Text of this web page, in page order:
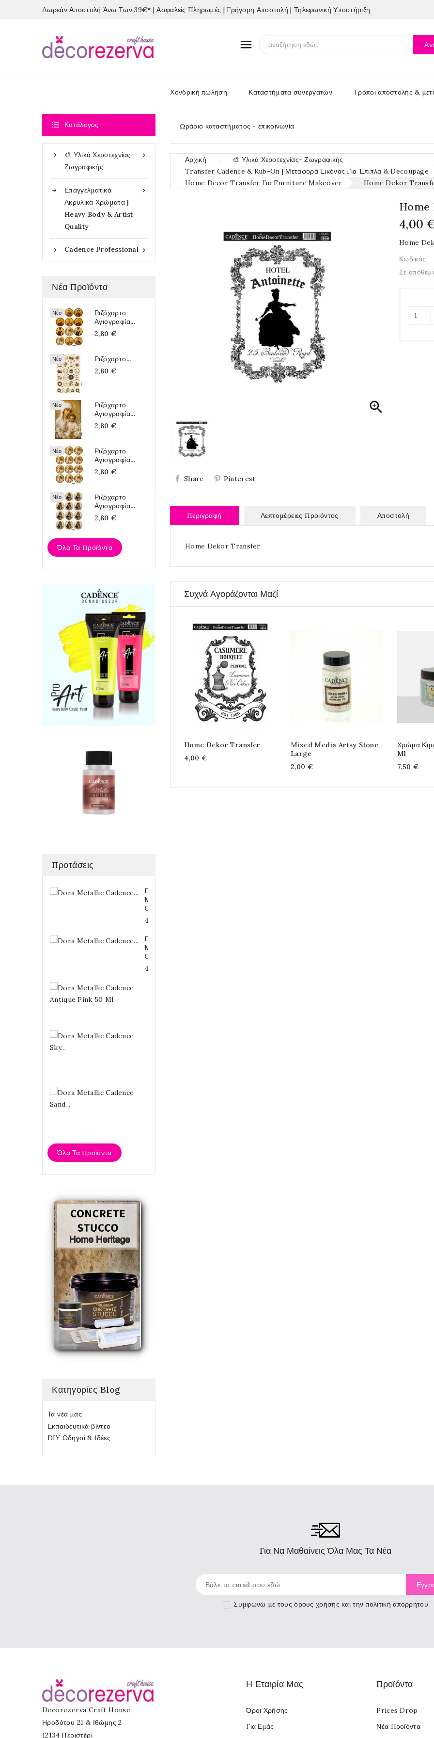
Δωρεάν Αποστολή Άνω Των 39€* | Ασφαλείς Πληρωμές | Γρήγορη Αποστολή | Τηλεφωνική Υποστήριξη

Χονδρική πώληση Καταστήματα συνεργατών Τρόποι αποστολής &
Ωράριο καταστήματος - επικοινωνία
 Κατάλογος

🎨 Υλικά Χεροτεχνίας-
Ζωγραφικής

Επαγγελματικά
Ακρυλικά Χρώματα |
Heavy Body & Artist
Quality

Cadence Professional
Νέα Προϊόντα
Νέο
Ριζόχαρτο
Αγιογραφία...
2,80 €
Νέο
Ριζόχαρτο...
2,80 €
Νέο
Ριζόχαρτο
Αγιογραφία...
2,80 €
Νέο
Ριζόχαρτο
Αγιογραφία...
2,80 €
Νέο
Ριζόχαρτο
Αγιογραφία...
2,80 €
Όλα Τα Προϊόντα
Προτάσεις
Dora
Metallic
Cadence...
4,20 €
Dora
Metallic
Cadence...
4,20 €
Όλα Τα Προϊόντα
Κατηγορίες Blog
Τα νέα μας
Εκπαιδευτικά βίντεο
DIY Οδηγοί & Ιδέες
Αρχική
🎨 Υλικά Χεροτεχνίας- Ζωγραφικής
Transfer Cadence & Rub-On | Μεταφορά Εικόνας Για Έπιπλα & Decoupage
Home Decor Transfer Για Furniture Makeover
Home Dekor

Share Pinterest
Home
4,00
Home
Κωδικός
Σε
Περιγραφή Λεπτομέρειες Προιόντος Αποστολή
Home Dekor Transfer
Συχνά Αγοράζονται Μαζί
Home Dekor Transfer
4,00 €
Mixed Media Artsy Stone
Large
2,00 €
Χρώμα
Ml
7,50 €
Για Να Μαθαίνεις Όλα Μας Τα Νέα
Συμφωνώ με τουςόρους χρήσης και την πολιτική απορρήτου
Decorezerva Craft House
Ηροδότου 21 & Ιθώμης 2
12134 Περιστέρι
Προϊόντα
Prices Drop
Νέα Προϊόντα
Η Εταιρία Μας
Όροι Χρήσης
Για Εμάς